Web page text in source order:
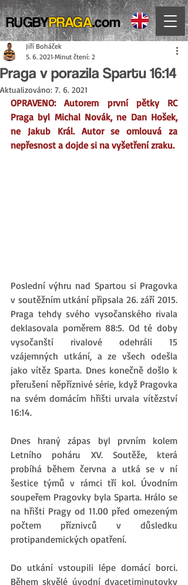
RUGBYPRAGA.com
Praga v porazila Spartu 16:14
Jiří Boháček
5. 6. 2021 Minut čtení: 2
Aktualizováno: 7. 6. 2021
OPRAVENO: Autorem první pětky RC
Praga byl Michal Novák, ne Dan Hošek,
ne Jakub Král. Autor se omlouvá za
nepřesnost a dojde si na vyšetření zraku.
Poslední výhru nad Spartou si Pragovka
v soutěžním utkání připsala 26. září 2015.
Praga tehdy svého vysočanského rivala
deklasovala poměrem 88:5. Od té doby
vysočanští rivalové odehráli 15
vzájemných utkání, a ze všech odešla
jako vítěz Sparta. Dnes konečně došlo k
přerušení něpříznivé série, když Pragovka
na svém domácím hřišti urvala vítězství
16:14.
Dnes hraný zápas byl prvním kolem
Letního poháru XV. Soutěže, která
probíhá během června a utká se v ní
šestice týmů v rámci tří kol. Úvodním
soupeřem Pragovky byla Sparta. Hrálo se
na hřišti Pragy od 11.00 před omezeným
počtem příznivců v důsledku
protipandemických opatření.
Do utkání vstoupili lépe domácí borci.
Během skvělé úvodní dvacetiminutovky